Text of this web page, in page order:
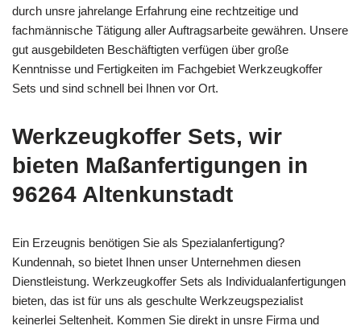
durch unsre jahrelange Erfahrung eine rechtzeitige und
fachmännische Tätigung aller Auftragsarbeite gewähren. Unsere
gut ausgebildeten Beschäftigten verfügen über große
Kenntnisse und Fertigkeiten im Fachgebiet Werkzeugkoffer
Sets und sind schnell bei Ihnen vor Ort.
Werkzeugkoffer Sets, wir
bieten Maßanfertigungen in
96264 Altenkunstadt
Ein Erzeugnis benötigen Sie als Spezialanfertigung?
Kundennah, so bietet Ihnen unser Unternehmen diesen
Dienstleistung. Werkzeugkoffer Sets als Individualanfertigungen
bieten, das ist für uns als geschulte Werkzeugspezialist
keinerlei Seltenheit. Kommen Sie direkt in unsre Firma und